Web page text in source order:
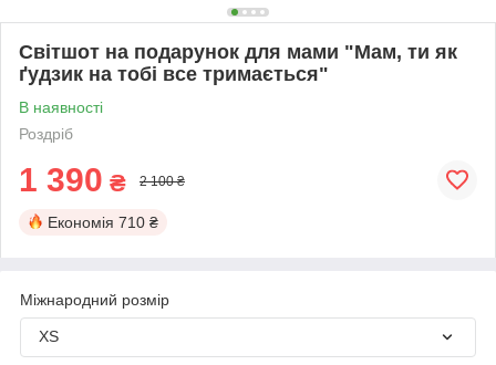
Світшот на подарунок для мами "Мам, ти як
ґудзик на тобі все тримається"
В наявності
Роздріб
1 390 ₴ 2 100 ₴
Економія 710 ₴
Міжнародний розмір
XS